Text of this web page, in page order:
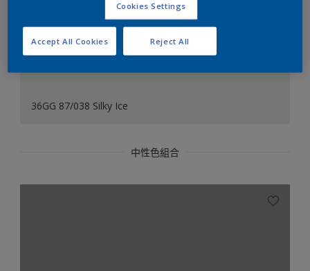
36GG 87/038 Silky Ice
中性色組合
Cookies Settings
Reject All
Accept All Cookies